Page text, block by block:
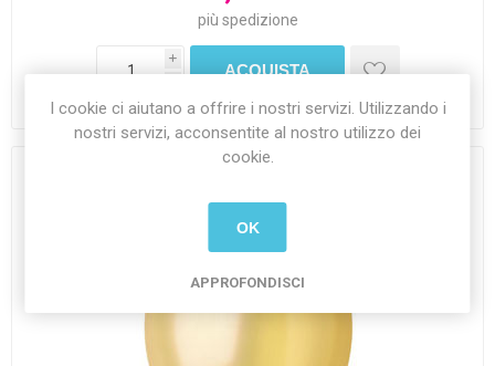
più spedizione
i
I cookie ci aiutano a offrire i nostri servizi. Utilizzando i
nostri servizi, acconsentite al nostro utilizzo dei
cookie.
OK
APPROFONDISCI